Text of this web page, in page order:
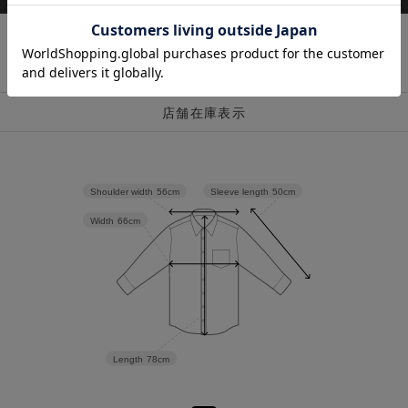
店舗在庫表示
Sleeve length 50cm
Length 78cm
Width 66cm
Shoulder width 56cm